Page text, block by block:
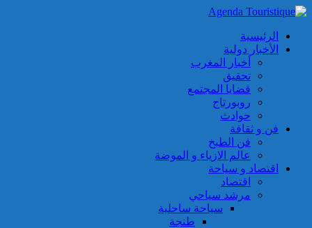
الرئيسية
الأخبار دولية
أخبار المغرب
تحقيق
قضايا المجتمع
روبورتاج
حوادث
فن و ثقافة
فن الطبخ
عالم الازياء و الموضة
اقتصاد و سياحة
اقتصاد
مرشد سياحي
سياحة ساحلية
طنجة